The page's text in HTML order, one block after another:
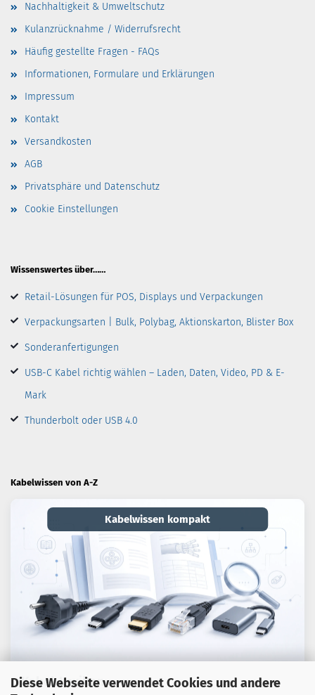
Diese Webseite verwendet Cookies und andere
Nachhaltigkeit & Umweltschutz
Kulanzrücknahme / Widerrufsrecht
Häufig gestellte Fragen - FAQs
Informationen, Formulare und Erklärungen
Impressum
Kontakt
Versandkosten
AGB
Privatsphäre und Datenschutz
Cookie Einstellungen
Wissenswertes über……
Retail-Lösungen für POS, Displays und Verpackungen
Verpackungsarten | Bulk, Polybag, Aktionskarton, Blister Box
Sonderanfertigungen
USB-C Kabel richtig wählen – Laden, Daten, Video, PD & E-
Mark
Thunderbolt oder USB 4.0
Kabelwissen von A-Z
Kabelwissen kompakt
Kabel-Lexikon